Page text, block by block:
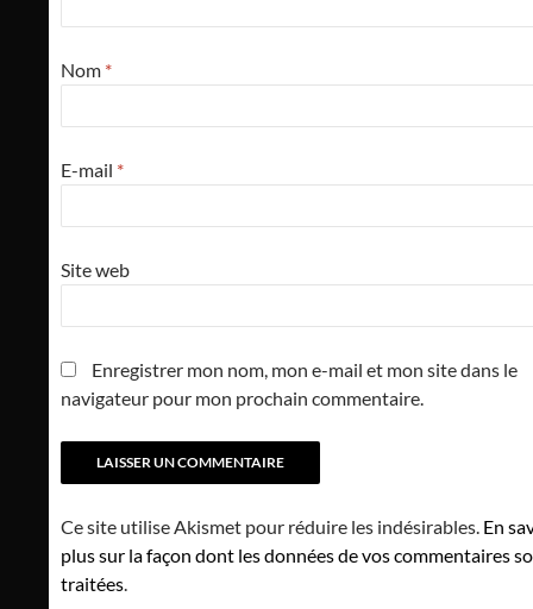
Nom *
E-mail *
Site web
Enregistrer mon nom, mon e-mail et mon site dans le
navigateur pour mon prochain commentaire.
Ce site utilise Akismet pour réduire les indésirables. En
plus sur la façon dont les données de vos commentaires
traitées.